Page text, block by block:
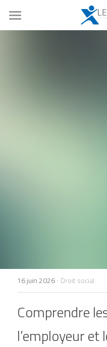
Accueil
Contact
16 juin 2026 · Droit social
Comprendre
l’employeur et